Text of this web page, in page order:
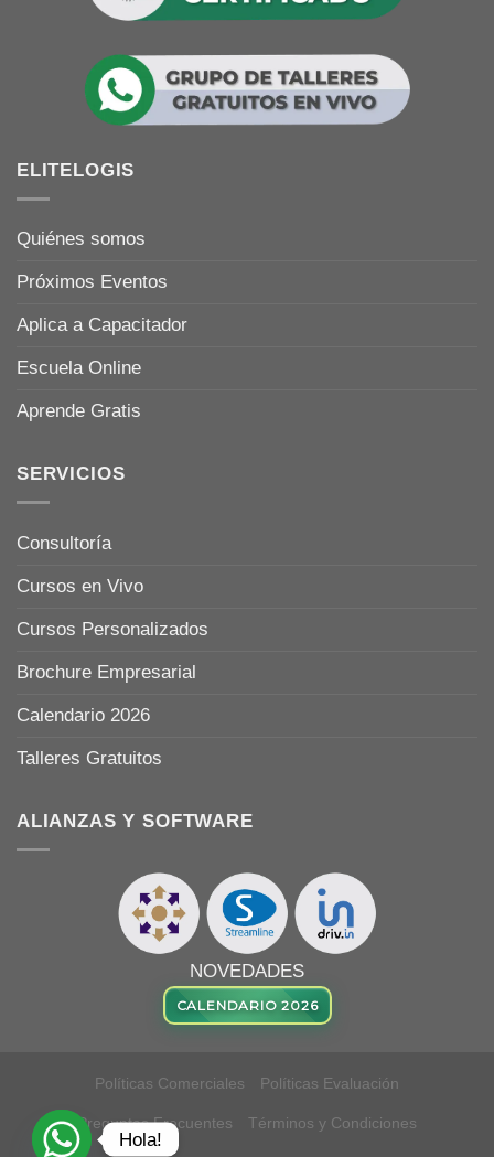
ELITELOGIS
Quiénes somos
Próximos Eventos
Aplica a Capacitador
Escuela Online
Aprende Gratis
SERVICIOS
Consultoría
Cursos en Vivo
Cursos Personalizados
Brochure Empresarial
Calendario 2026
Talleres Gratuitos
ALIANZAS Y SOFTWARE
NOVEDADES
CALENDARIO 2026
Políticas Comerciales Políticas Evaluación
Preguntas Frecuentes Términos y Condiciones
Hola!